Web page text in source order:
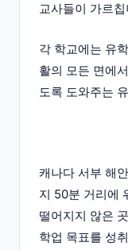
교사들이 가르
각 학교에는 유
활의 모든 면에
도록 도와주는
캐나다 서부 해
지 50분 거리에
떨어지지 않은
학업 목표를 성